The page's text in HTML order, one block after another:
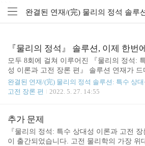
『물리의 정석』 솔루션, 이제 한번
모두 8회에 걸쳐 이루어진 『물리의 정석:
성 이론과 고전 장론 편』 솔루션 연재가 드
단원의 끝을 맞이했습니다. 레너드 서스킨
에게 던졌던 과제들을 직접 손으로 풀어 가
어 보고 싶다는 독자 분들의 많은 요청에 (인
점에서 포인트 차감 상품으로 증정되었던)
자의 내용 전체를 pdf로 내려받을 수 있는 방
완결된 연재/(完) 물리의 정석 솔루션: 특수 상
고전 장론 편
2022. 5. 27. 14:55
추가 문제
『물리의 정석: 특수 상대성 이론과 고전 장
이 출간되었습니다. 고전 물리학의 가장 위